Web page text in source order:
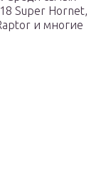
Super Hornet,
и многие